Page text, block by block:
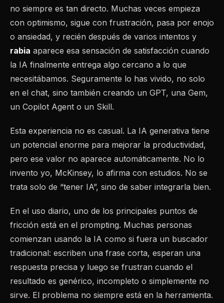
no siempre es tan directo. Muchas veces empieza
con optimismo, sigue con frustración, pasa por enojo
o ansiedad, y recién después de varios intentos y
rabia aparece esa sensación de satisfacción cuando
la IA finalmente entrega algo cercano a lo que
necesitábamos. Seguramente lo has vivido, no solo
en el chat, sino también creando un GPT, una Gem,
un Copilot Agent o un Skill.
Esta experiencia no es casual. La IA generativa tiene
un potencial enorme para mejorar la productividad,
pero ese valor no aparece automáticamente. No lo
invento yo, McKinsey, lo afirma con estudios. No se
trata solo de “tener IA”, sino de saber integrarla bien.
En el uso diario, uno de los principales puntos de
fricción está en el prompting. Muchas personas
comienzan usando la IA como si fuera un buscador
tradicional: escriben una frase corta, esperan una
respuesta precisa y luego se frustran cuando el
resultado es genérico, incompleto o simplemente no
sirve. El problema no siempre está en la herramienta.